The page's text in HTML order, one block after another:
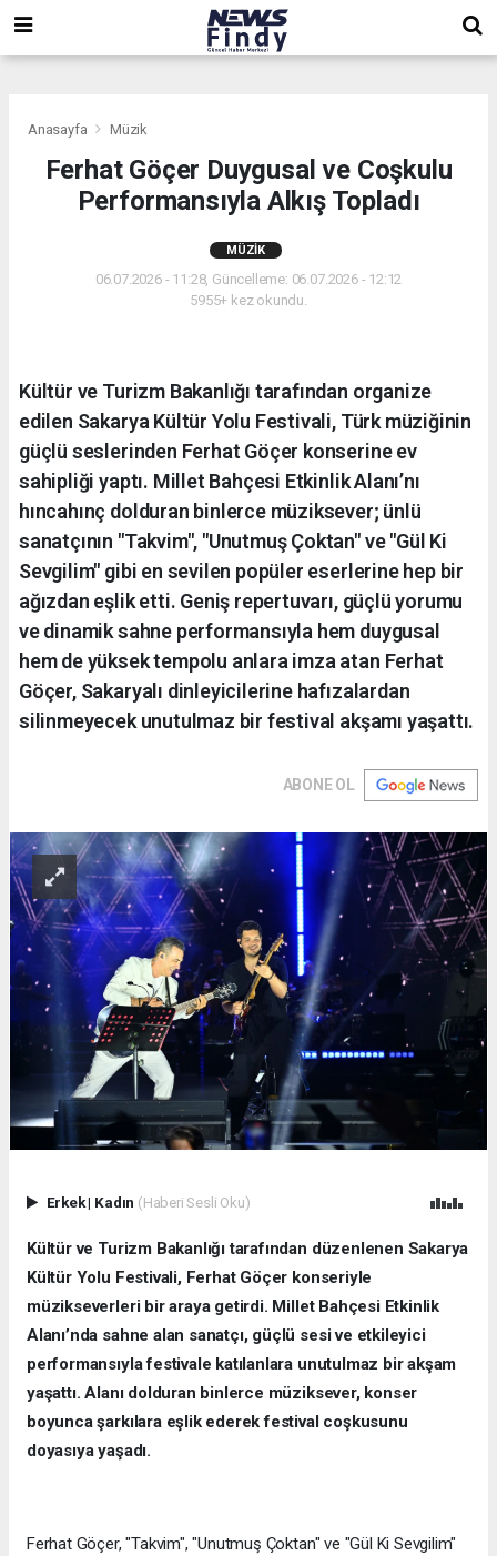
Anasayfa Müzik
Ferhat Göçer Duygusal ve Coşkulu
Performansıyla Alkış Topladı
MÜZIK
06.07.2026 - 11:28, Güncelleme: 06.07.2026 - 12:12
5955+ kez okundu.
Kültür ve Turizm Bakanlığı tarafından organize
edilen Sakarya Kültür Yolu Festivali, Türk müziğinin
güçlü seslerinden Ferhat Göçer konserine ev
sahipliği yaptı. Millet Bahçesi Etkinlik Alanı’nı
hıncahınç dolduran binlerce müziksever; ünlü
sanatçının "Takvim", "Unutmuş Çoktan" ve "Gül Ki
Sevgilim" gibi en sevilen popüler eserlerine hep bir
ağızdan eşlik etti. Geniş repertuvarı, güçlü yorumu
ve dinamik sahne performansıyla hem duygusal
hem de yüksek tempolu anlara imza atan Ferhat
Göçer, Sakaryalı dinleyicilerine hafızalardan
silinmeyecek unutulmaz bir festival akşamı yaşattı.
ABONE OL
Erkek| Kadın (Haberi Sesli Oku)
Kültür ve Turizm Bakanlığı tarafından düzenlenen Sakarya
Kültür Yolu Festivali, Ferhat Göçer konseriyle
müzikseverleri bir araya getirdi. Millet Bahçesi Etkinlik
Alanı’nda sahne alan sanatçı, güçlü sesi ve etkileyici
performansıyla festivale katılanlara unutulmaz bir akşam
yaşattı. Alanı dolduran binlerce müziksever, konser
boyunca şarkılara eşlik ederek festival coşkusunu
doyasıya yaşadı.
Ferhat Göçer, "Takvim", "Unutmuş Çoktan" ve "Gül Ki Sevgilim"